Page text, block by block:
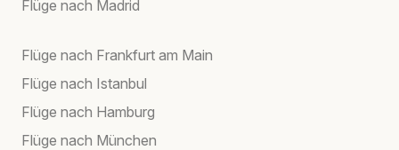
Flüge nach Madrid
Flüge nach Frankfurt am Main
Flüge nach Istanbul
Flüge nach Hamburg
Flüge nach München